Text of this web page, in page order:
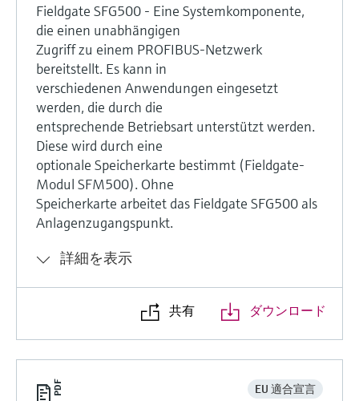
Fieldgate SFG500 - Eine Systemkomponente,
die einen unabhängigen
Zugriff zu einem PROFIBUS-Netzwerk
bereitstellt. Es kann in
verschiedenen Anwendungen eingesetzt
werden, die durch die
entsprechende Betriebsart unterstützt werden.
Diese wird durch eine
optionale Speicherkarte bestimmt (Fieldgate-
Modul SFM500). Ohne
Speicherkarte arbeitet das Fieldgate SFG500 als
Anlagenzugangspunkt.
詳細を表示
共有 ダウンロード
EU 適合宣言